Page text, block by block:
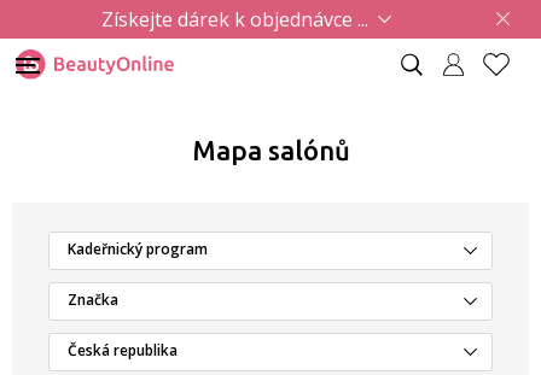
Získejte dárek k objednávce ...
Mapa salónů
Kadeřnický program
Značka
Česká republika